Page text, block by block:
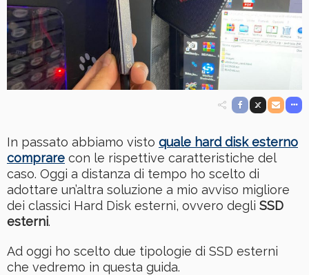
In passato abbiamo visto quale hard disk esterno
comprare con le rispettive caratteristiche del
caso. Oggi a distanza di tempo ho scelto di
adottare un’altra soluzione a mio avviso migliore
dei classici Hard Disk esterni, ovvero degli SSD
esterni.
Ad oggi ho scelto due tipologie di SSD esterni
che vedremo in questa guida.